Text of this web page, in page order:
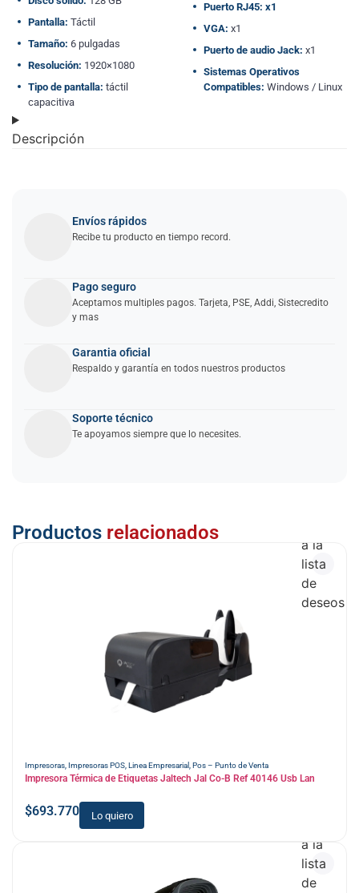
Pantalla: Táctil
Tamaño: 6 pulgadas
Resolución: 1920×1080
Tipo de pantalla: táctil
capacitiva
Puerto RJ45: x1
VGA: x1
Puerto de audio Jack: x1
Sistemas Operativos
Compatibles: Windows / Linux
Descripción
Envíos rápidos
Recibe tu producto en tiempo record.
Pago seguro
Aceptamos multiples pagos. Tarjeta, PSE, Addi, Sistecredito
y mas
Garantia oficial
Respaldo y garantía en todos nuestros productos
Soporte técnico
Te apoyamos siempre que lo necesites.
Productos relacionados
Impresoras, Impresoras POS, Linea Empresarial, Pos – Punto de Venta
Impresora Térmica de Etiquetas Jaltech Jal Co-B Ref 40146 Usb Lan
$693.770 Lo quiero
a la
lista
de
deseos
a la
lista
de